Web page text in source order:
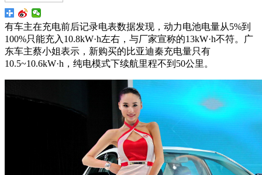
有车主在充电前后记录电表数据发现，动力电池电量从5%到
100%只能充入10.8kW·h左右，与厂家宣称的13kW·h不符。广
东车主蔡小姐表示，新购买的比亚迪秦充电量只有
10.5~10.6kW·h，纯电模式下续航里程不到50公里。